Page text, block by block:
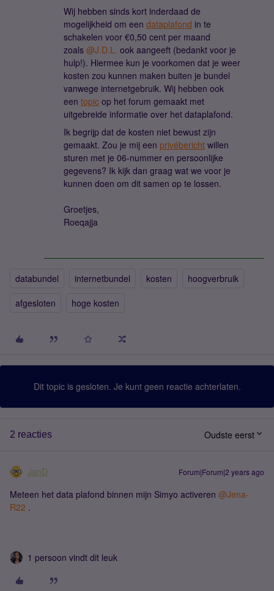
Wij hebben sinds kort inderdaad de
mogelijkheid om een dataplafond in te
schakelen voor €0,50 cent per maand
zoals @J.D.L. ook aangeeft (bedankt voor je
hulp!). Hiermee kun je voorkomen dat je weer
kosten zou kunnen maken buiten je bundel
vanwege internetgebruik. Wij hebben ook
een topic op het forum gemaakt met
uitgebreide informatie over het dataplafond.
Ik begrijp dat de kosten niet bewust zijn
gemaakt. Zou je mij een privébericht willen
sturen met je 06-nummer en persoonlijke
gegevens? Ik kijk dan graag wat we voor je
kunnen doen om dit samen op te lossen.
Groetjes,
Roeqajja
databundel internetbundel kosten
hoogverbruik
afgesloten
hoge kosten
Dit topic is gesloten. Je kunt geen reactie achterlaten.
2 reacties Oudste eerst
JanD Forum|Forum|2 years ago
Meteen het data plafond binnen mijn Simyo activeren @Jena-
R22 .
1 persoon vindt dit leuk